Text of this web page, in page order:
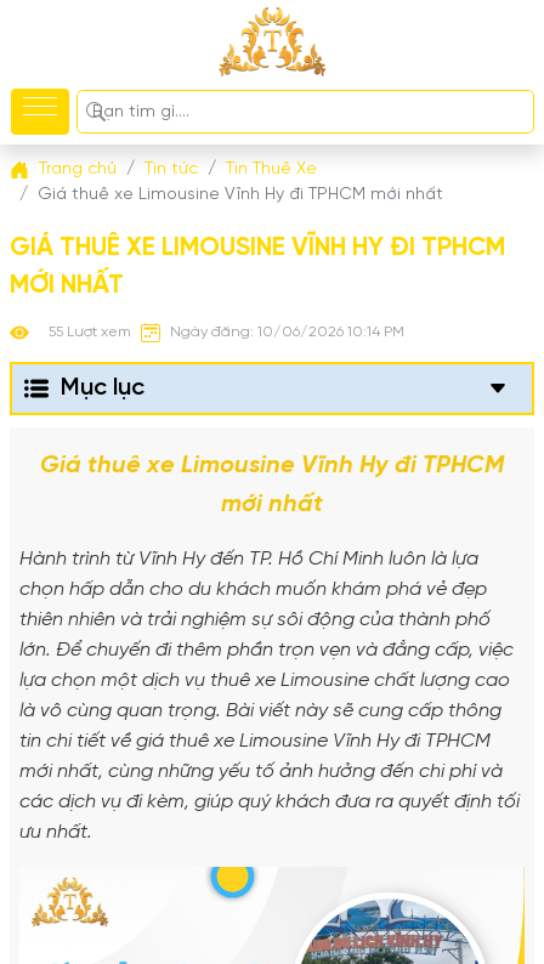
Trang chủ Tin tức
Tin Thuê Xe
Giá thuê xe Limousine Vĩnh Hy đi TPHCM mới nhất
GIÁ THUÊ XE LIMOUSINE VĨNH HY ĐI TPHCM
MỚI NHẤT
55 Lượt xem Ngày đăng: 10/06/2026 10:14 PM
Mục lục
Giá thuê xe Limousine Vĩnh Hy đi TPHCM
mới nhất
Hành trình từ Vĩnh Hy đến TP. Hồ Chí Minh luôn là lựa
chọn hấp dẫn cho du khách muốn khám phá vẻ đẹp
thiên nhiên và trải nghiệm sự sôi động của thành phố
lớn. Để chuyến đi thêm phần trọn vẹn và đẳng cấp, việc
lựa chọn một dịch vụ thuê xe Limousine chất lượng cao
là vô cùng quan trọng. Bài viết này sẽ cung cấp thông
tin chi tiết về giá thuê xe Limousine Vĩnh Hy đi TPHCM
mới nhất, cùng những yếu tố ảnh hưởng đến chi phí và
các dịch vụ đi kèm, giúp quý khách đưa ra quyết định tối
ưu nhất.